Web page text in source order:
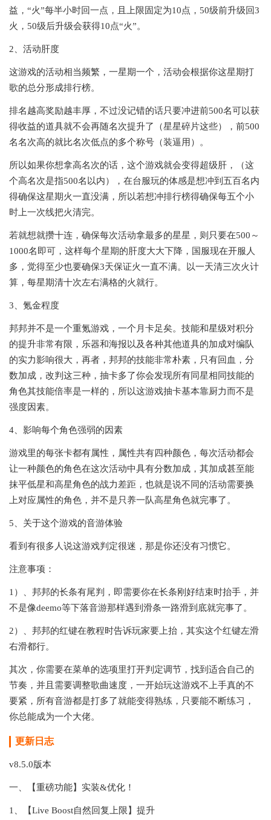
益，“火”每半小时回一点，且上限固定为10点，50级前升级回3
火，50级后升级会获得10点“火”。
2、活动肝度
这游戏的活动相当频繁，一星期一个，活动会根据你这星期打
歌的总分形成排行榜。
排名越高奖励越丰厚，不过没记错的话只要冲进前500名可以获
得收益的道具就不会再随名次提升了（星星碎片这些），前500
名名次高的就比名次低点的多个称号（装逼用）。
所以如果你想拿高名次的话，这个游戏就会变得超级肝，（这
个高名次是指500名以内），在台服玩的体感是想冲到五百名内
得确保这星期火一直没满，所以若想冲排行榜得确保每五个小
时上一次线把火清完。
若就想就攒十连，确保每次活动拿最多的星星，则只要在500～
1000名即可，这样每个星期的肝度大大下降，国服现在开服人
多，觉得至少也要确保3天保证火一直不满。以一天清三次火计
算，每星期清十次左右满格的火就行。
3、氪金程度
邦邦并不是一个重氪游戏，一个月卡足矣。技能和星级对积分
的提升非常有限，乐器和海报以及各种其他道具的加成对编队
的实力影响很大，再者，邦邦的技能非常朴素，只有回血，分
数加成，改判这三种，抽卡多了你会发现所有同星相同技能的
角色其技能倍率是一样的，所以这游戏抽卡基本靠厨力而不是
强度因素。
4、影响每个角色强弱的因素
游戏里的每张卡都有属性，属性共有四种颜色，每次活动都会
让一种颜色的角色在这次活动中具有分数加成，其加成甚至能
抹平低星和高星角色的战力差距，也就是说不同的活动需要换
上对应属性的角色，并不是只养一队高星角色就完事了。
5、关于这个游戏的音游体验
看到有很多人说这游戏判定很迷，那是你还没有习惯它。
注意事项：
1）、邦邦的长条有尾判，即需要你在长条刚好结束时抬手，并
不是像deemo等下落音游那样遇到滑条一路滑到底就完事了。
2）、邦邦的红键在教程时告诉玩家要上抬，其实这个红键左滑
右滑都行。
其次，你需要在菜单的选项里打开判定调节，找到适合自己的
节奏，并且需要调整歌曲速度，一开始玩这游戏不上手真的不
要紧，所有音游都是打多了就能变得熟练，只要能不断练习，
你总能成为一个大佬。
更新日志
v8.5.0版本
一、【重磅功能】实装&优化！
1、【Live Boost自然回复上限】提升